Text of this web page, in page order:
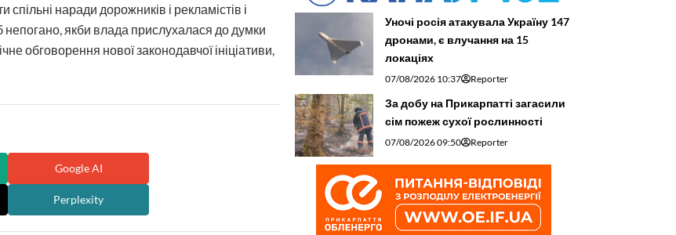
наради дорожників і рекламістів і
якби влада прислухалася до думки
обговорення нової законодавчої ініціативи,
Google AI
Perplexity
Уночі росія атакувала Україну 147
дронами, є влучання на 15
локаціях
07/08/2026 10:37 Reporter
За добу на Прикарпатті загасили
сім пожеж сухої рослинності
07/08/2026 09:50 Reporter